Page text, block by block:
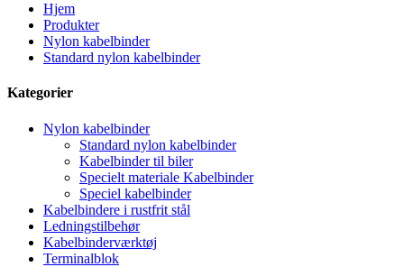
Hjem
Produkter
Nylon kabelbinder
Standard nylon kabelbinder
Kategorier
Nylon kabelbinder
Standard nylon kabelbinder
Kabelbinder til biler
Specielt materiale Kabelbinder
Speciel kabelbinder
Kabelbindere i rustfrit stål
Ledningstilbehør
Kabelbinderværktøj
Terminalblok